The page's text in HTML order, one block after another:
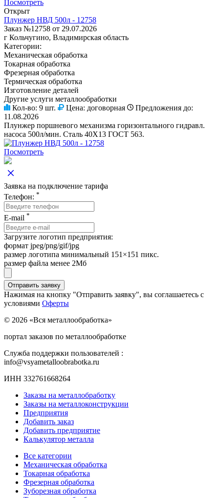
Посмотреть
Открыт
Плунжер НВД 500л - 12758
Заказ №12758 от 29.07.2026
г Кольчугино, Владимирская область
Категории:
Механическая обработка
Токарная обработка
Фрезерная обработка
Термическая обработка
Изготовление деталей
Другие услуги металлообработки
Кол-во: 9 шт. Цена: договорная
Предложения до:
11.08.2026
Плунжер поршневого механизма горизонтального гидравл.
насоса 500л/мин. Сталь 40Х13 ГОСТ 563.
Посмотреть
Заявка на подключение тарифа
Телефон: *
E-mail *
Загрузите логотип предприятия:
формат jpeg/png/gif/jpg
размер логотипа минимальный 151×151 пикс.
размер файла менее 2Мб
Нажимая на кнопку "Отправить заявку", вы соглашаетесь с
условиями Оферты
© 2026 «Вся металлообработка»
портал заказов по металлообработке
Служба поддержки пользователей :
info@vsyametalloobrabotka.ru
ИНН 332761668264
Заказы на металлобработку
Заказы на металлоконструкции
Предприятия
Добавить заказ
Добавить предприятие
Калькулятор металла
Все категории
Механическая обработка
Токарная обработка
Фрезерная обработка
Зуборезная обработка